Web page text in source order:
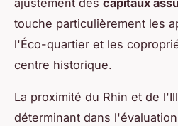
ajustement des capitaux
touche particulièrement les
l'Éco-quartier et les
centre historique.
La proximité du Rhin et de
déterminant dans